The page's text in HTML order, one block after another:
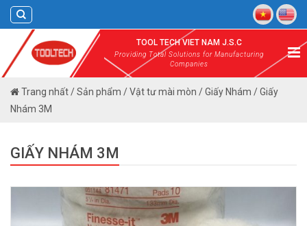
Skip
to
content
TOOL TECH VIET NAM J.S.C
Providing Total Solutions for Manufacturing
Companies
Trang nhất/Sản phẩm /Vật tư mài mòn /Giấy Nhám /Giấy
Nhám 3M
GIẤY NHÁM 3M